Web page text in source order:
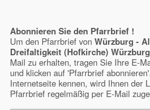
Abonnieren Sie den Pfarrbrief !
Um den Pfarrbrief von Würzburg -
Dreifaltigkeit (Hofkirche) Würzburg
Mail zu erhalten, tragen Sie Ihre E-
und klicken auf 'Pfarrbrief
Internetseite kennen, wird Ihnen der
Pfarrbrief regelmäßig per E-Mail